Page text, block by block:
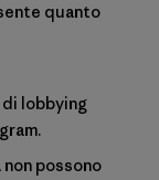
quanto
lobbying
possono